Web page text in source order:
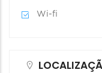
Wi-fi